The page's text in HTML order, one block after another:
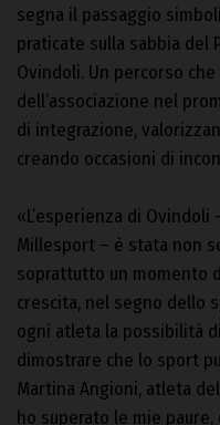
segna il passaggio
praticate sulla sabbia del
Ovindoli. Un percorso che
dell’associazione nel
di integrazione,
creando occasioni di
«L’esperienza di
Millesport – è stata non
soprattutto un momento
crescita, nel segno dello
ogni atleta la possibilità
dimostrare che lo sport
Martina Angioni, atleta
ho superato le mie